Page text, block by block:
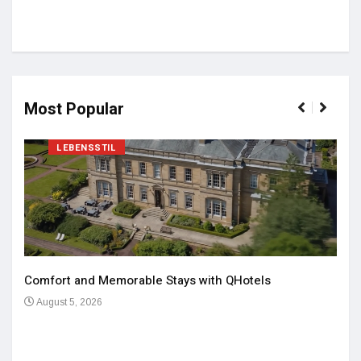
Most Popular
LEBENSSTIL
Comfort and Memorable Stays with QHotels
August 5, 2026